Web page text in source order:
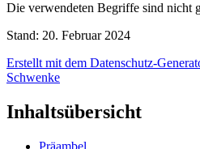
Die verwendeten Begriffe sind nicht
Stand: 20. Februar 2024
Erstellt mit dem Datenschutz-
Schwenke
Inhaltsübersicht
Präambel